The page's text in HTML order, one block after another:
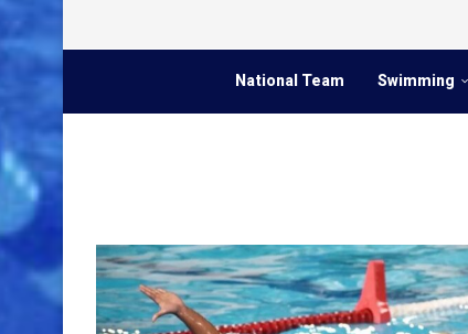
National Team Swimming